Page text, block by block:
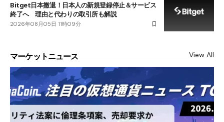
Bitget日本撤退！日本人の新規登録停止＆サービス
終了へ 理由と代わりの取引所も解説
2026年08月05日 11時09分
マーケットニュース View All